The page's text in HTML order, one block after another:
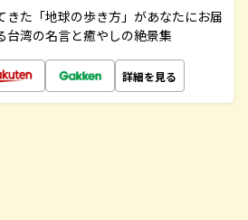
きた「地球の歩き方」があなたにお届
台湾の名言と癒やしの絶景集
詳細を見る